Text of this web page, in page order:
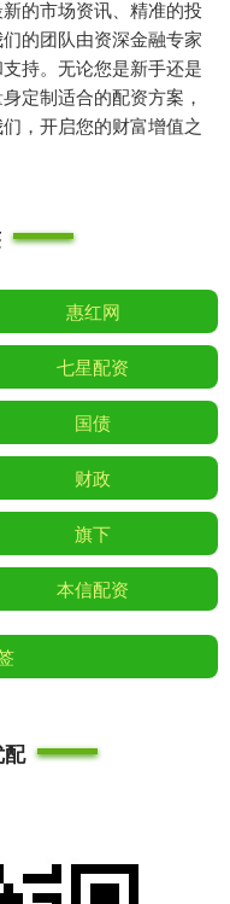
的市场资讯、精准的投
的团队由资深金融专家
持。无论您是新手还是
定制适合的配资方案，
，开启您的财富增值之
惠红网
七星配资
国债
财政
旗下
本信配资